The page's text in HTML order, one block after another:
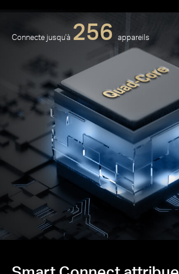
Connecte jusqu'à 256 appareils